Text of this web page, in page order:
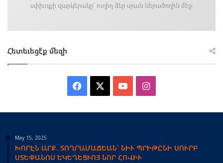
սփիւռքի զարկերակը՝ ուղիղ ձեր սրան ներածողին մէջ։
Հետեւեցէ՛ք մեզի
Facebook YouTubeInstagram
May 15, 2025
ԽՈՐԷՆ ԱՐՔ. ՏՈՂՐԱՄԱՃԵԱՆ՝ ՆԻՒ ՊՐԻԹԸՆԻ ՍՈՒՐԲ
ՍՏԵՓԱՆՈՍ ԵԿԵՂԵՑՒՈՅ ՆՈՐ ՀՈՎԻՒ